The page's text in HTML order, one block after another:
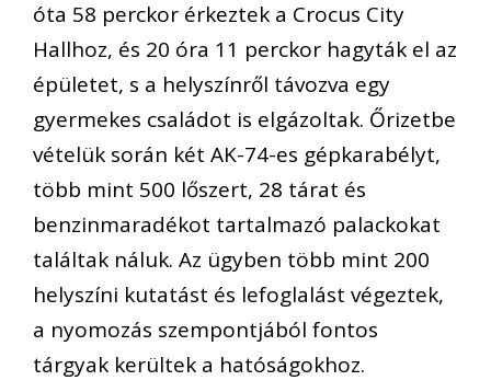
óta 58 perckor érkeztek a Crocus City
Hallhoz, és 20 óra 11 perckor hagyták el az
épületet, s a helyszínről távozva egy
gyermekes családot is elgázoltak. Őrizetbe
vételük során két AK-74-es gépkarabélyt,
több mint 500 lőszert, 28 tárat és
benzinmaradékot tartalmazó palackokat
találtak náluk. Az ügyben több mint 200
helyszíni kutatást és lefoglalást végeztek,
a nyomozás szempontjából fontos
tárgyak kerültek a hatóságokhoz.